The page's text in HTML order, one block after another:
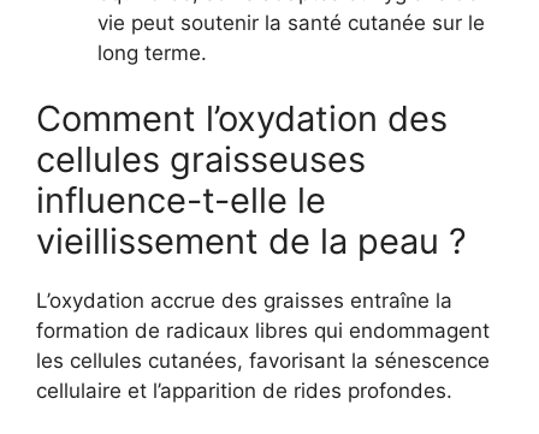
vie peut soutenir la santé cutanée sur le
long terme.
Comment l’oxydation des
cellules graisseuses
influence-t-elle le
vieillissement de la peau ?
L’oxydation accrue des graisses entraîne la
formation de radicaux libres qui endommagent
les cellules cutanées, favorisant la sénescence
cellulaire et l’apparition de rides profondes.